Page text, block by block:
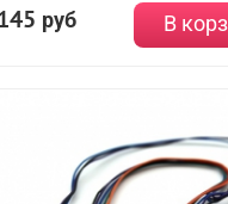
руб В